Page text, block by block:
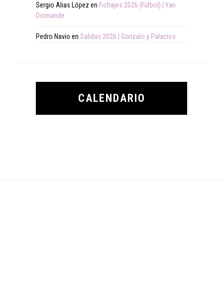
Sergio Alias López en Fichajes 2026 (Fútbol) | Yan
Diomande
Pedro Navio en Salidas 2026 | Gonzalo y Palacios
CALENDARIO